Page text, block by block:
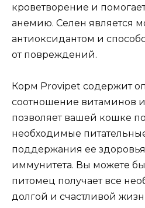
кроветворение и
анемию. Селен является
антиоксидантом и
от повреждений.
Корм Provipet содержит
соотношение витаминов
позволяет вашей кошке
необходимые
поддержания ее
иммунитета. Вы можете
питомец получает все
долгой и счастливой